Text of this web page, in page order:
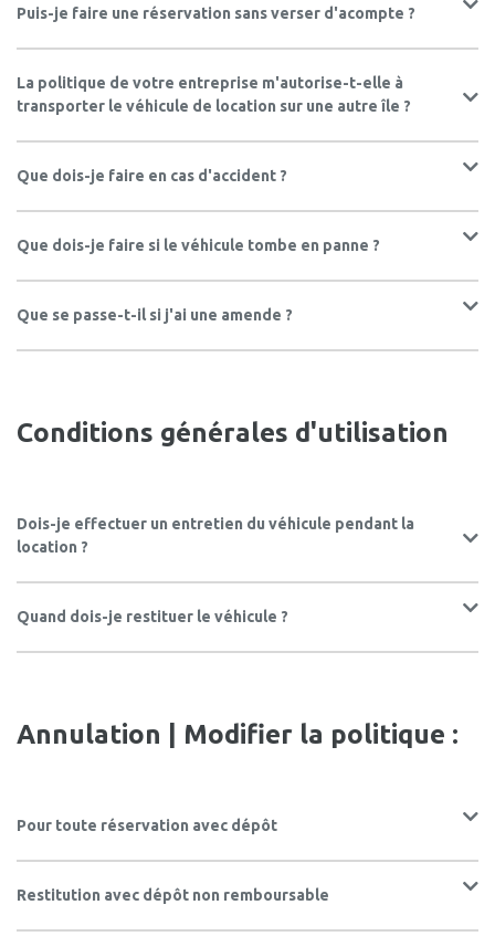
Puis-je faire une réservation sans verser d'acompte ?
La politique de votre entreprise m'autorise-t-elle à
transporter le véhicule de location sur une autre île ?
Que dois-je faire en cas d'accident ?
Que dois-je faire si le véhicule tombe en panne ?
Que se passe-t-il si j'ai une amende ?
Conditions générales d'utilisation
Dois-je effectuer un entretien du véhicule pendant la
location ?
Quand dois-je restituer le véhicule ?
Annulation | Modifier la politique :
Pour toute réservation avec dépôt
Restitution avec dépôt non remboursable